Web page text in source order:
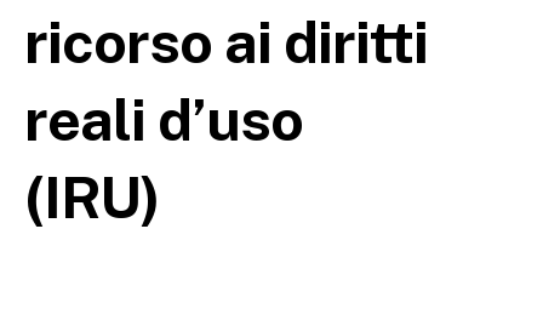
ricorso ai diritti
reali d’uso
(IRU)